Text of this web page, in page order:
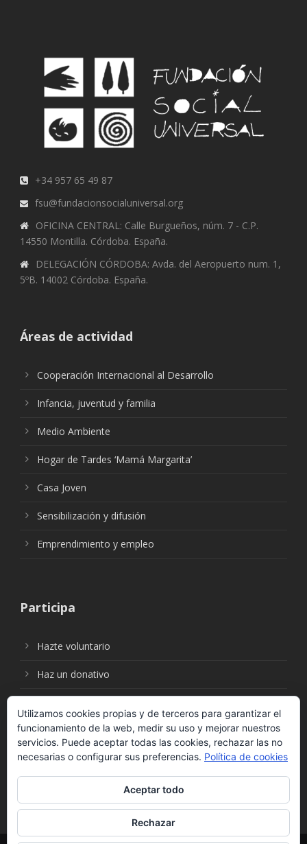
+34 957 65 49 87
fsu@fundacionsocialuniversal.org
OFICINA CENTRAL: Calle Burgueños, núm. 7 - C.P.
14550 Montilla. Córdoba. España.
DELEGACIÓN CÓRDOBA: Avda. del Aeropuerto num. 1,
5ºB. 14002 Córdoba. España.
Áreas de actividad
Cooperación Internacional al Desarrollo
Infancia, juventud y familia
Medio Ambiente
Hogar de Tardes ‘Mamá Margarita’
Casa Joven
Sensibilización y difusión
Emprendimiento y empleo
Participa
Hazte voluntario
Haz un donativo
Síguenos en:
Utilizamos cookies propias y de terceros para garantizar el
funcionamiento de la web, medir su uso y mejorar nuestros
servicios. Puede aceptar todas las cookies, rechazar las no
necesarias o configurar sus preferencias. Política de cookies
Aceptar todo
Rechazar